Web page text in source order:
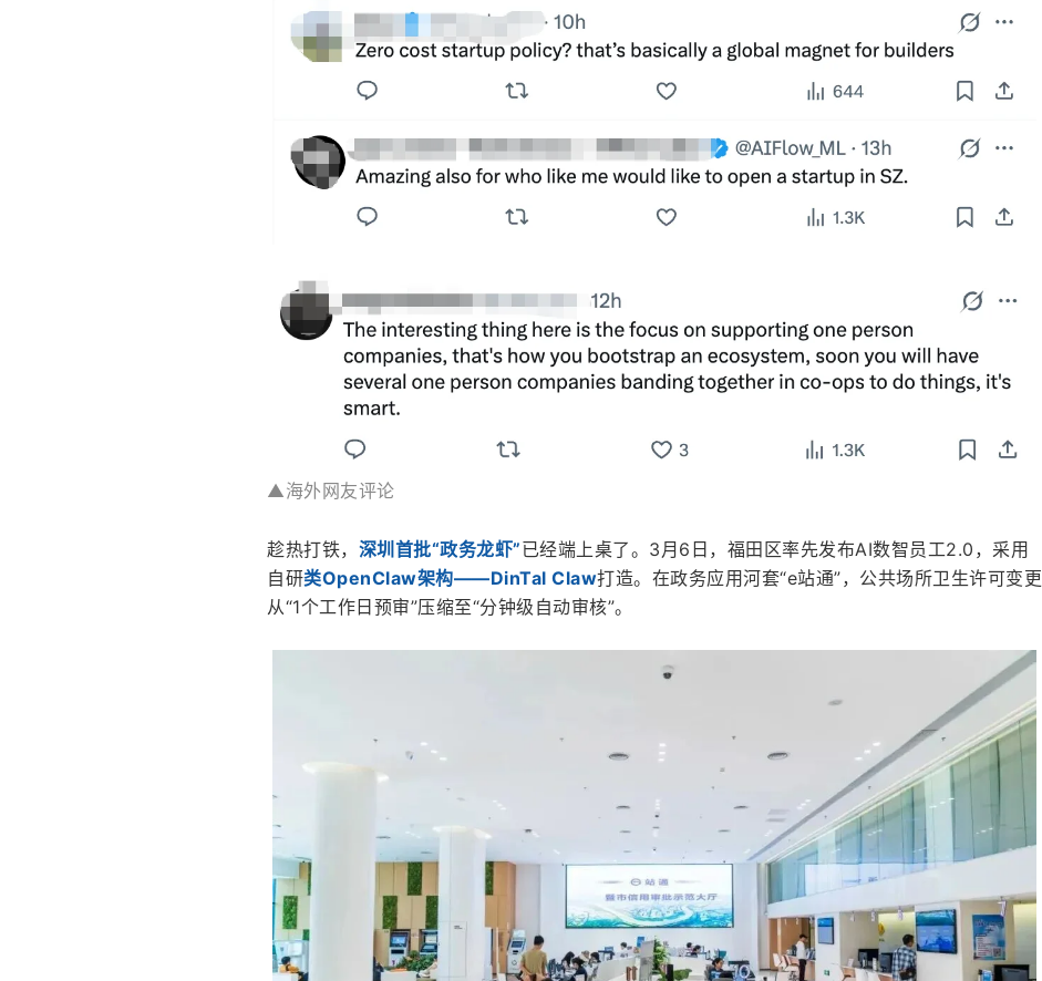
▲海外网友评论
趁热打铁， 深圳首批“政务龙虾”已经端上桌了。3月6日，福田区率先发布AI数智员工2.0，采用
自研类OpenClaw架构——DinTal Claw打造。在政务应用河套“e站通”，公共场所卫生许可变更
从“1个工作日预审”压缩至“分钟级自动审核”。